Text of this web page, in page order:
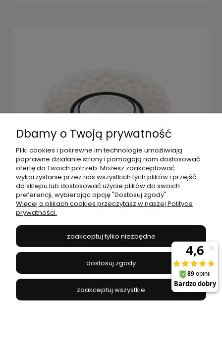
Plafon TOKYO 48W Ø500 mm + Pilot | ML6196
Milagro
295,00 zł
do koszyka
Dbamy o Twoją prywatność
Pliki cookies i pokrewne im technologie umożliwiają
poprawne działanie strony i pomagają nam dostosować
ofertę do Twoich potrzeb. Możesz zaakceptować
wykorzystanie przez nas wszystkich tych plików i przejść
do sklepu lub dostosować użycie plików do swoich
preferencji, wybierając opcję "Dostosuj zgody".
Więcej o plikach cookies przeczytasz w naszej Polityce
prywatności.
zaakceptuj tylko niezbędne
dostosuj zgody
zaakceptuj wszystkie